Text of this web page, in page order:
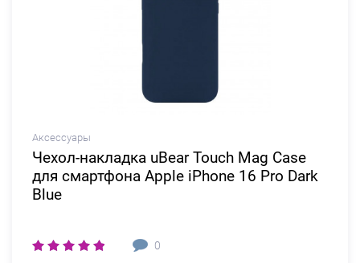
Аксессуары
Чехол-накладка uBear Touch Mag Case
для смартфона Apple iPhone 16 Pro Dark
Blue
0